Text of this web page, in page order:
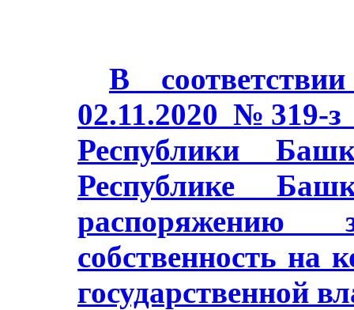
В
02.11.2020 №319-
Республики
Республике
распоряжению
собственность на
государственной